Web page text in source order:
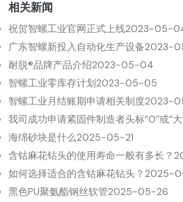
相关新闻
祝贺智螺工业官网正式上线2023-05-
广东智螺新投入自动化生产设备2023-
耐脱®品牌产品介绍2023-05-04
智螺工业零库存计划2023-05-05
智螺工业月结账期申请相关制度2023-
我司成功申请紧固件制造者头标“O”或“大
海绵砂块是什么2025-05-21
含钴麻花钻头的使用寿命一般有多长？
如何选择适合的含钴麻花钻头？ 2025-
黑色PU聚氨酯钢丝软管2025-05-26